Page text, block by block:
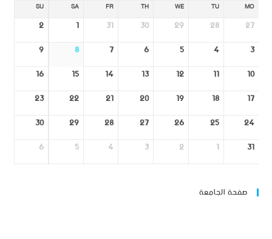
MO
TU
WE
TH
FR
SA
SU
27
28
29
30
31
1
2
3
4
5
6
7
8
9
10
11
12
13
14
15
16
17
18
19
20
21
22
23
24
25
26
27
28
29
30
31
1
2
3
4
5
6
صفحة الجامعة